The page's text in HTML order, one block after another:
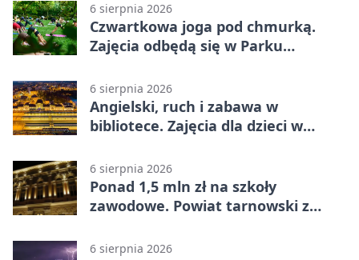
6 sierpnia 2026
Czwartkowa joga pod chmurką.
Zajęcia odbędą się w Parku
6 sierpnia 2026
Angielski, ruch i zabawa w
bibliotece. Zajęcia dla dzieci w
6 sierpnia 2026
Ponad 1,5 mln zł na szkoły
zawodowe. Powiat tarnowski z
6 sierpnia 2026